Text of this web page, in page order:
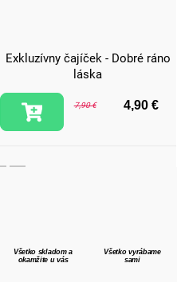
Exkluzívny čajíček - Dobré ráno
láska
7,90 € 4,90 €
Všetko skladom a
okamžite u vás
Všetko vyrábame
sami